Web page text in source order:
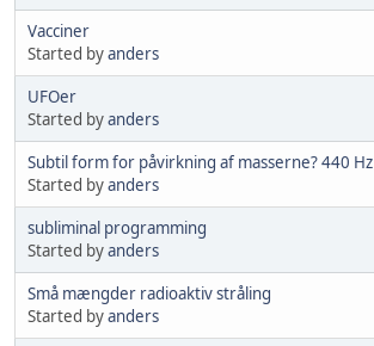
Vacciner
Started byanders
UFOer
Started byanders
Subtil form for påvirkning af masserne? 440 Hz
Started byanders
subliminal programming
Started byanders
Små mængder radioaktiv stråling
Started byanders